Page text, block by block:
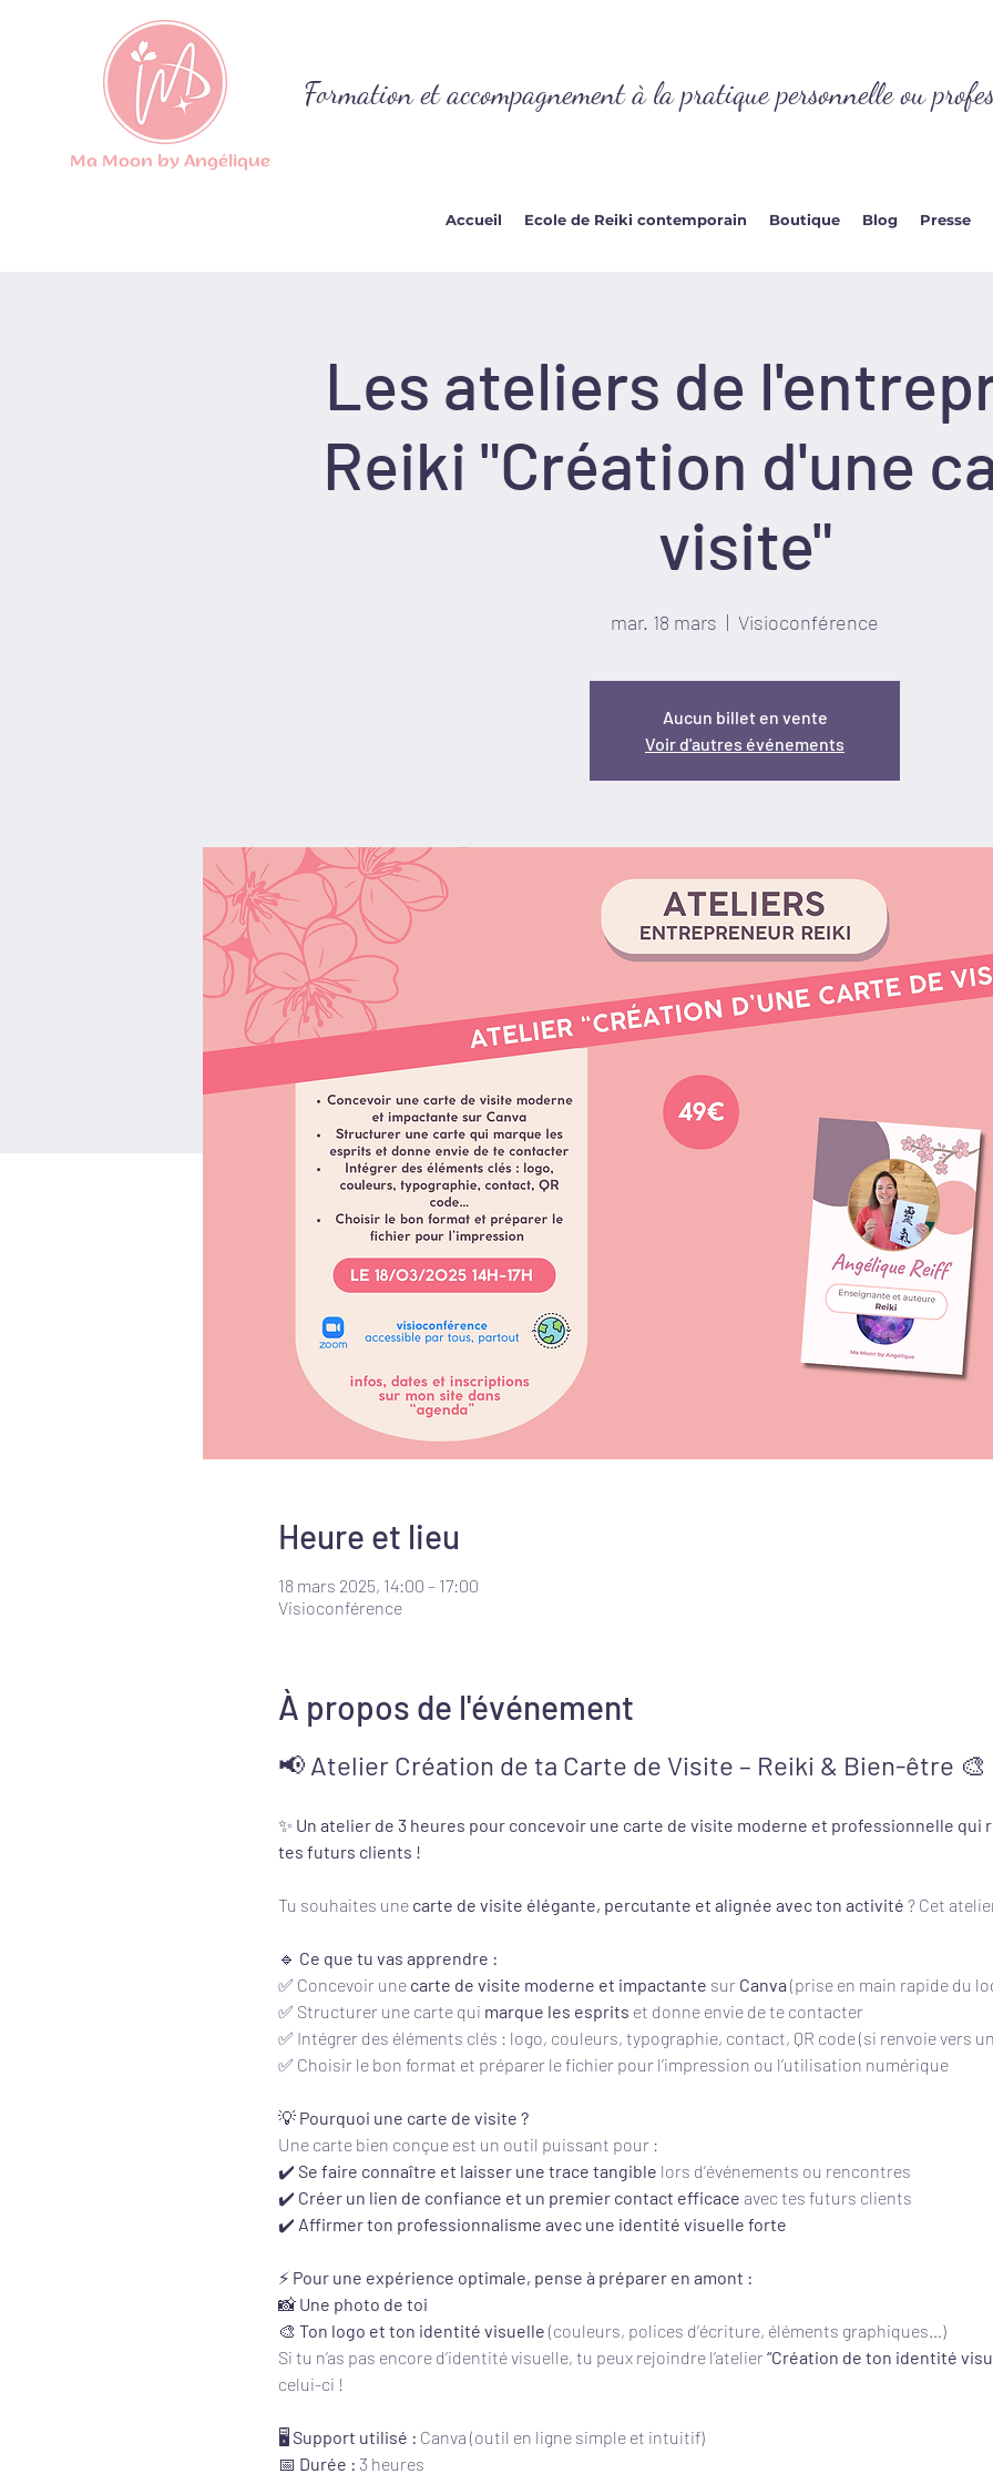
Formation et accompagnement à la pratique personnelle ou
Ma Moon by Angélique
Accueil Ecole de Reiki contemporain Boutique Blog Presse
Les ateliers de
Reiki "Création d'une
visite"
mar. 18 mars
  |
Visioconférence
Aucun billet en vente
Voir d'autres événements
Heure et lieu
18 mars 2025, 14:00 – 17:00
Visioconférence
À propos de l'événement
📢 Atelier Création de ta Carte de Visite – Reiki & Bien-être 🎨
✨ Un atelier de 3 heures pour concevoir une carte de visite moderne et professionnelle
tes futurs clients !
Tu souhaites une carte de visite élégante, percutante et alignée avec ton activité ? Cet
🔹 Ce que tu vas apprendre :
✅ Concevoir une carte de visite moderne et impactante sur Canva (prise en main rapide du
✅ Structurer une carte qui marque les esprits et donne envie de te contacter
✅ Intégrer des éléments clés : logo, couleurs, typographie, contact, QR code (si renvoie vers
✅ Choisir le bon format et préparer le fichier pour l’impression ou l’utilisation numérique
💡 Pourquoi une carte de visite ?
Une carte bien conçue est un outil puissant pour :
✔️ Se faire connaître et laisser une trace tangible lors d’événements ou rencontres
✔️ Créer un lien de confiance et un premier contact efficace avec tes futurs clients
✔️ Affirmer ton professionnalisme avec une identité visuelle forte
⚡ Pour une expérience optimale, pense à préparer en amont :
📸 Une photo de toi
🎨 Ton logo et ton identité visuelle (couleurs, polices d’écriture, éléments graphiques…)
Si tu n’as pas encore d’identité visuelle, tu peux rejoindre l’atelier “Création de ton identité
celui-ci !
🖥️ Support utilisé : Canva (outil en ligne simple et intuitif)
📅 Durée : 3 heures